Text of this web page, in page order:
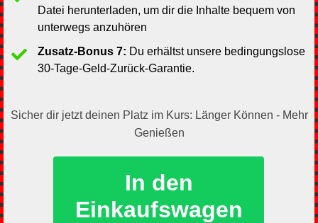
Datei herunterladen, um dir die Inhalte bequem von
unterwegs anzuhören
Zusatz-Bonus 7: Du erhältst unsere bedingungslose
30-Tage-Geld-Zurück-Garantie.
Sicher dir jetzt deinen Platz im Kurs: Länger Können - Mehr
Genießen
In den
Einkaufswagen